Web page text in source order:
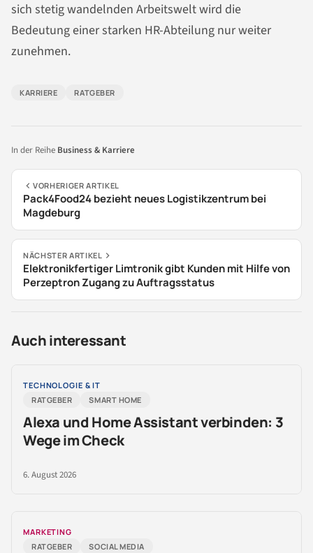
sich stetig wandelnden Arbeitswelt wird die
Bedeutung einer starken HR-Abteilung nur weiter
zunehmen.
KARRIERE RATGEBER
In der Reihe Business & Karriere
VORHERIGER ARTIKEL
Pack4Food24 bezieht neues Logistikzentrum bei
Magdeburg
NÄCHSTER ARTIKEL
Elektronikfertiger Limtronik gibt Kunden mit Hilfe von
Perzeptron Zugang zu Auftragsstatus
Auch interessant
TECHNOLOGIE & IT
RATGEBER
SMART HOME
Alexa und Home Assistant verbinden: 3
Wege im Check
6. August 2026
MARKETING
RATGEBER
SOCIAL MEDIA